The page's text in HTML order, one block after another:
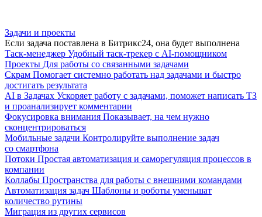
Задачи и проекты
Если задача поставлена в Битрикс24, она будет выполнена
Таск-менеджер Удобный таск-трекер с AI-помощником
Проекты Для работы со связанными задачами
Скрам Помогает системно работать над задачами и быстро
достигать результата
AI в Задачах Ускоряет работу с задачами, поможет написать ТЗ
и проанализирует комментарии
Фокусировка внимания Показывает, на чем нужно
сконцентрироваться
Мобильные задачи Контролируйте выполнение задач
со смартфона
Потоки Простая автоматизация и саморегуляция процессов в
компании
Коллабы Пространства для работы с внешними командами
Автоматизация задач Шаблоны и роботы уменьшат
количество рутины
Миграция из других сервисов